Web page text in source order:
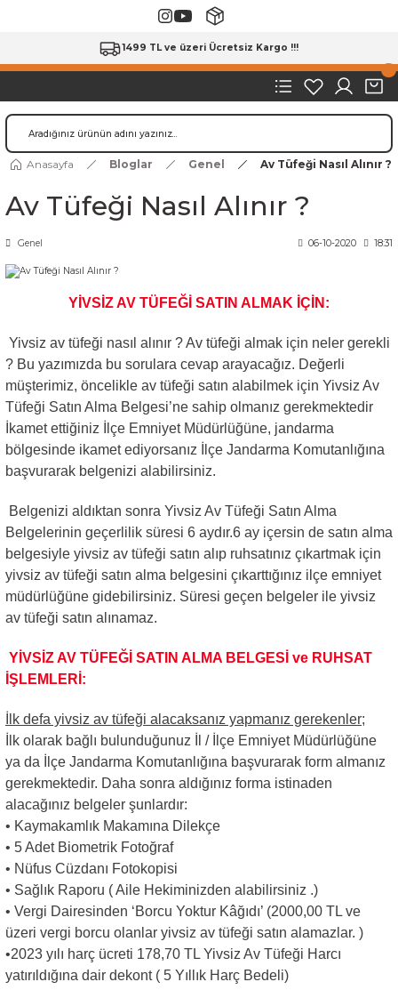
1499 TL ve üzeri Ücretsiz Kargo !!!
Anasayfa Bloglar Genel Av Tüfeği Nasıl Alınır ?
Av Tüfeği Nasıl Alınır ?
Genel 06-10-2020 18:31
YİVSİZ AV TÜFEĞİ SATIN ALMAK İÇİN:
Yivsiz av tüfeği nasıl alınır ? Av tüfeği almak için neler gerekli
? Bu yazımızda bu sorulara cevap arayacağız. Değerli
müşterimiz, öncelikle av tüfeği satın alabilmek için Yivsiz Av
Tüfeği Satın Alma Belgesi’ne sahip olmanız gerekmektedir
İkamet ettiğiniz İlçe Emniyet Müdürlüğüne, jandarma
bölgesinde ikamet ediyorsanız İlçe Jandarma Komutanlığına
başvurarak belgenizi alabilirsiniz.
Belgenizi aldıktan sonra Yivsiz Av Tüfeği Satın Alma
Belgelerinin geçerlilik süresi 6 aydır.6 ay içersin de satın alma
belgesiyle yivsiz av tüfeği satın alıp ruhsatınız çıkartmak için
yivsiz av tüfeği satın alma belgesini çıkarttığınız ilçe emniyet
müdürlüğüne gidebilirsiniz. Süresi geçen belgeler ile yivsiz
av tüfeği satın alınamaz.
YİVSİZ AV TÜFEĞİ SATIN ALMA BELGESİ ve RUHSAT
İŞLEMLERİ:
İlk defa yivsiz av tüfeği alacaksanız yapmanız gerekenler;
İlk olarak bağlı bulunduğunuz İl / İlçe Emniyet Müdürlüğüne
ya da İlçe Jandarma Komutanlığına başvurarak form almanız
gerekmektedir. Daha sonra aldığınız forma istinaden
alacağınız belgeler şunlardır:
• Kaymakamlık Makamına Dilekçe
• 5 Adet Biometrik Fotoğraf
• Nüfus Cüzdanı Fotokopisi
• Sağlık Raporu ( Aile Hekiminizden alabilirsiniz .)
• Vergi Dairesinden ‘Borcu Yoktur Kâğıdı’ (2000,00 TL ve
üzeri vergi borcu olanlar yivsiz av tüfeği satın alamazlar. )
•2023 yılı harç ücreti 178,70 TL Yivsiz Av Tüfeği Harcı
yatırıldığına dair dekont ( 5 Yıllık Harç Bedeli)